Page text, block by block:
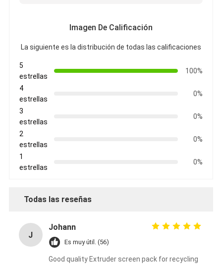
Imagen De Calificación
La siguiente es la distribución de todas las calificaciones
5
estrellas
100%
4
estrellas
0%
3
estrellas
0%
2
estrellas
0%
1
estrellas
0%
Todas las reseñas
J
Johann
Es muy útil. (56)
Good quality Extruder screen pack for recycling